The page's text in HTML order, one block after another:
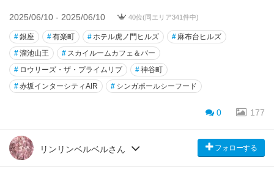
2025/06/10 - 2025/06/10 40位(同エリア341件中)
#銀座 #有楽町 #ホテル虎ノ門ヒルズ # 麻布台ヒルズ
#溜池山王 # スカイルームカフェ＆バー
# ロウリーズ・ザ・プライムリブ #神谷町
#赤坂インターシティAIR # シンガポールシーフード
0 177
リンリンベルベルさん フォローする